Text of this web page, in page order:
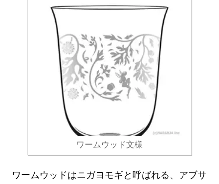
ワームウッド文様
ワームウッドはニガヨモギと呼ばれる、アブサ